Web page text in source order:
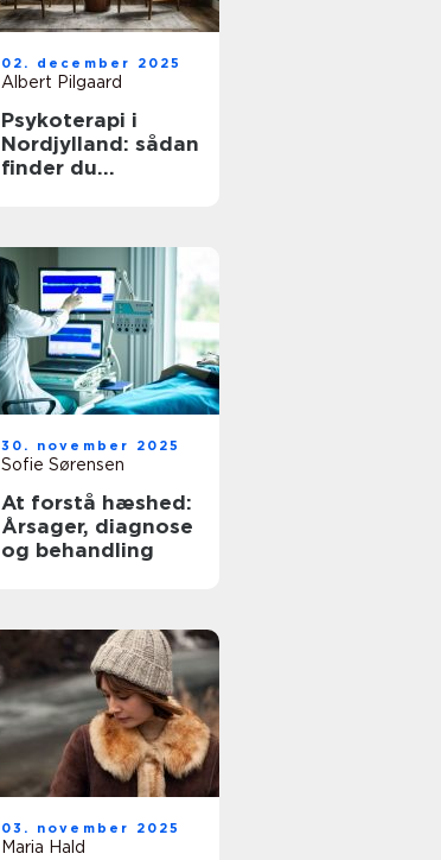
02. december 2025
Albert Pilgaard
Psykoterapi i
Nordjylland: sådan
finder du
30. november 2025
Sofie Sørensen
At forstå hæshed:
Årsager, diagnose
og behandling
03. november 2025
Maria Hald